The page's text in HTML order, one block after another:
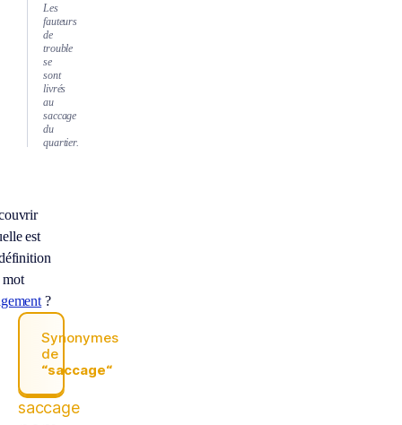
Les
fauteurs
de
trouble
se
sont
livrés
au
saccage
du
quartier.
est
?
Synonymes
de
“saccage“
saccage